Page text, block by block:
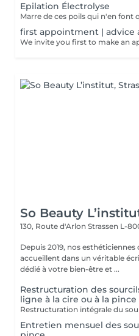
Epilation Électrolyse
first appointment | advice
So Beauty
130, Route d'Arlon Strassen L-
Depuis 2019, nos
accueillent dans un véritable
dédié à votre bien-être et ...
Restructuration des
ligne à la cire ou à la pince
Restructuration intégrale du
Entretien mensuel des